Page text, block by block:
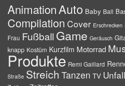
AnimationAuto Baby Ball
Compilation Cover Erschrecken
Frau Fußball Game Geräusch
knapp Kostüm Kurzfilm Motorrad
Produkte Remi Gaillard
Straße Streich Tanzen TV Unfall